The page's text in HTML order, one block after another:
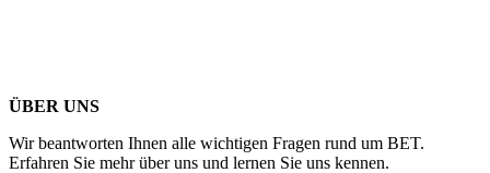
ÜBER UNS
Wir beantworten Ihnen alle wichtigen Fragen rund um BET.
Erfahren Sie mehr über uns und lernen Sie uns kennen.